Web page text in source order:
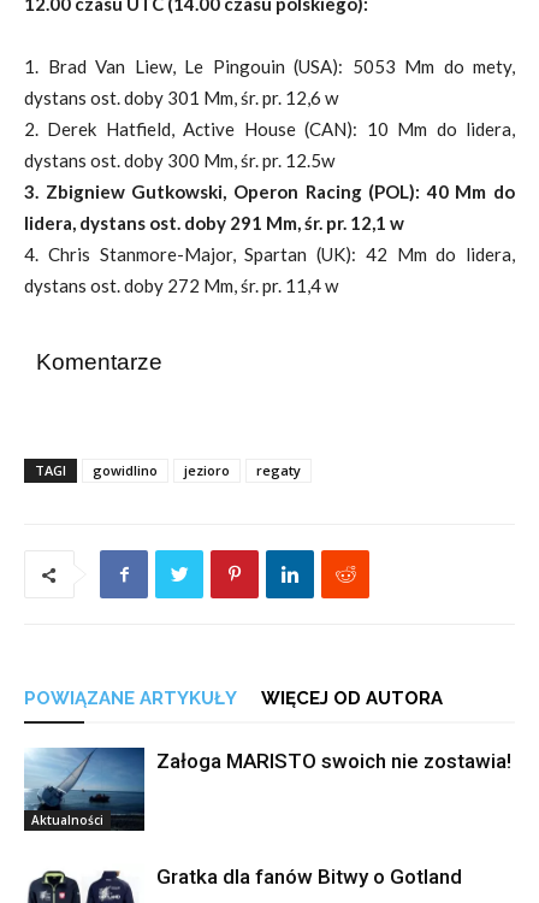
1. Brad Van Liew, Le Pingouin (USA): 5053 Mm do mety,
dystans ost. doby 301 Mm, śr. pr. 12,6 w
2. Derek Hatfield, Active House (CAN): 10 Mm do lidera,
dystans ost. doby 300 Mm, śr. pr. 12.5w
3. Zbigniew Gutkowski, Operon Racing (POL): 40 Mm do
lidera, dystans ost. doby 291 Mm, śr. pr. 12,1 w
4. Chris Stanmore-Major, Spartan (UK): 42 Mm do lidera,
dystans ost. doby 272 Mm, śr. pr. 11,4 w
Komentarze
TAGI gowidlino jezioro regaty
POWIĄZANE ARTYKUŁY WIĘCEJ OD AUTORA
Aktualności
Załoga MARISTO swoich nie zostawia!
Gratka dla fanów Bitwy o Gotland